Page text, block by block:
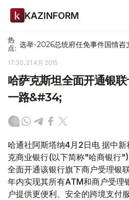
KAZINFORM
热
点: 选举-2026总统府任免事件国情咨
17:30, 21 4月 2015
哈萨克斯坦全面开通银
一路&#34;
哈通社阿斯塔纳4月2日电 据中
克商业银行(以下简称"哈商银行
全面开通该银行旗下商户受理银
年内实现其所有ATM和商户受理
户提供更便利、安全的跨境支付